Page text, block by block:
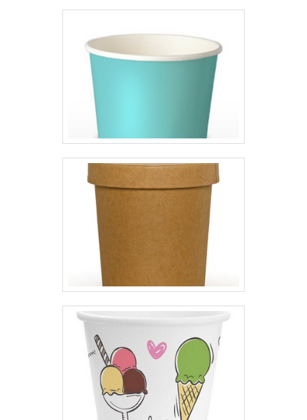
sido apontada de forma positiva
no segmento pela idoneidade em
tudo que faz onde fecha todo o
ciclo de entrega com excelência
para cada cliente.